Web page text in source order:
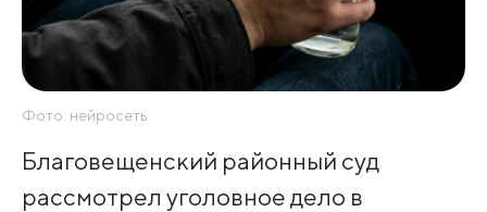
Фото: нейросеть
Благовещенский районный суд
рассмотрел уголовное дело в